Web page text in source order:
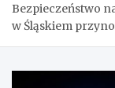
Bezpieczeństwo
w Śląskiem